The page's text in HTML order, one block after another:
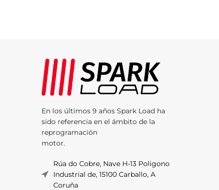
En los últimos 9 años Spark Load ha
sido referencia en el ámbito de la
reprogramación
motor.
Rúa do Cobre, Nave H-13 Poligono
Industrial de, 15100 Carballo, A
Coruña